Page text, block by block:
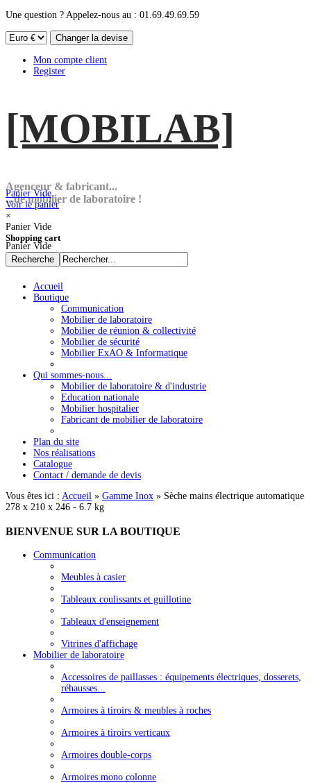
Une question ? Appelez-nous au : 01.69.49.69.59
Mon compte client
Register
[MOBILAB]
Agenceur & fabricant...
...de mobilier de laboratoire !
Panier Vide
Voir le panier
×
Panier Vide
Shopping cart
Panier Vide
Accueil
Boutique
Communication
Mobilier de laboratoire
Mobilier de réunion & collectivité
Mobilier de sécurité
Mobilier ExAO & Informatique
Qui sommes-nous...
Mobilier de laboratoire & d'industrie
Education nationale
Mobilier hospitalier
Fabricant de mobilier de laboratoire
Plan du site
Nos réalisations
Catalogue
Contact / demande de devis
Vous êtes ici : Accueil » Gamme Inox » Sèche mains électrique automatique
278 x 210 x 246 - 6.7 kg
BIENVENUE SUR LA BOUTIQUE
Communication
Meubles à casier
Tableaux coulissants et guillotine
Tableaux d'enseignement
Vitrines d'affichage
Mobilier de laboratoire
Accessoires de paillasses : équipements électriques, dosserets,
réhausses...
Armoires à tiroirs & meubles à roches
Armoires à tiroirs verticaux
Armoires double-corps
Armoires mono colonne